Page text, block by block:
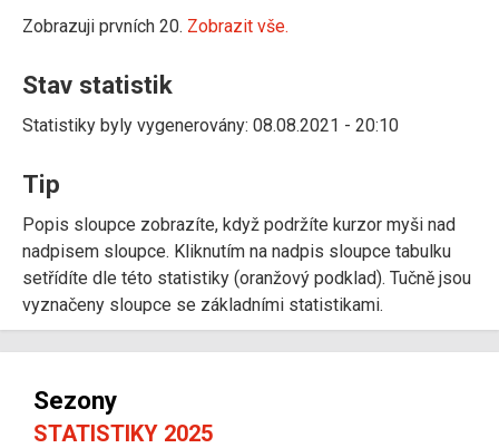
Zobrazuji prvních 20. Zobrazit vše.
Stav statistik
Statistiky byly vygenerovány: 08.08.2021 - 20:10
Tip
Popis sloupce zobrazíte, když podržíte kurzor myši nad
nadpisem sloupce. Kliknutím na nadpis sloupce tabulku
setřídíte dle této statistiky (oranžový podklad). Tučně jsou
vyznačeny sloupce se základními statistikami.
Sezony
STATISTIKY 2025